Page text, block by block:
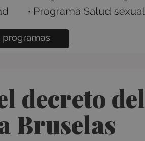
decreto del
Bruselas